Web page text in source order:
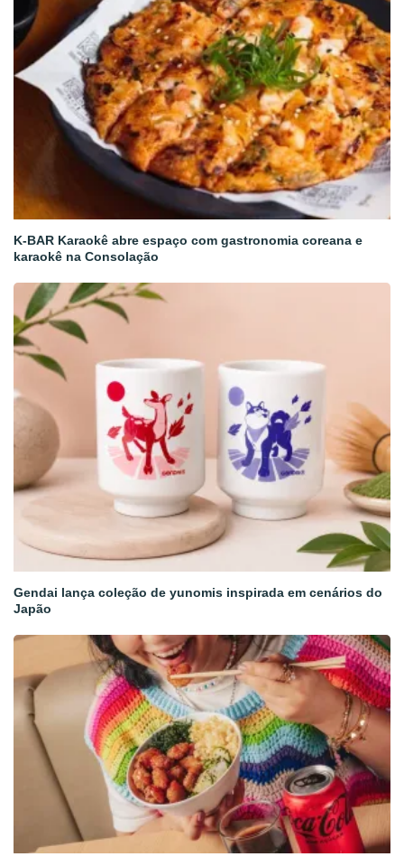
K-BAR Karaokê abre espaço com gastronomia coreana e
karaokê na Consolação
Gendai lança coleção de yunomis inspirada em cenários do
Japão